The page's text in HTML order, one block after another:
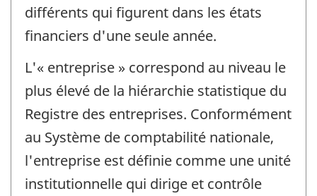
différents qui figurent dans les états
financiers d'une seule année.
L'« entreprise » correspond au niveau le
plus élevé de la hiérarchie statistique du
Registre des entreprises. Conformément
au Système de comptabilité nationale,
l'entreprise est définie comme une unité
institutionnelle qui dirige et contrôle